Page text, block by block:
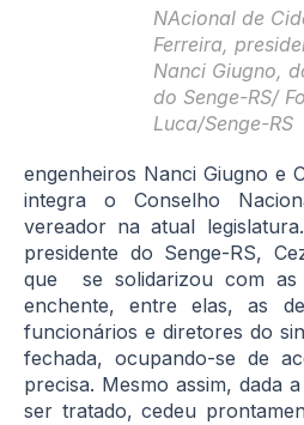
NAcional de
Ferreira,
Nanci Giugno,
do Senge-RS/
Luca/Senge-RS
engenheiros Nanci Giugno e
integra o Conselho
vereador na atual
presidente do Senge-RS,
que se solidarizou com as
enchente, entre elas, as
funcionários e diretores do
fechada, ocupando-se de
precisa. Mesmo assim, dada
ser tratado, cedeu